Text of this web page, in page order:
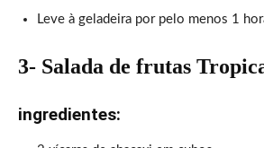
Leve à geladeira por pelo menos 1
3- Salada de frutas
ingredientes: